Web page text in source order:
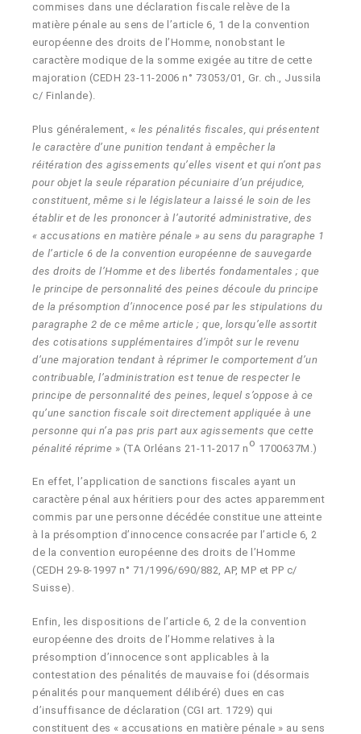
commises dans une déclaration fiscale relève de la
matière pénale au sens de l’article 6, 1 de la convention
européenne des droits de l’Homme, nonobstant le
caractère modique de la somme exigée au titre de cette
majoration (CEDH 23-11-2006 n° 73053/01, Gr. ch., Jussila
c/ Finlande).
Plus généralement, « les pénalités fiscales, qui présentent
le caractère d’une punition tendant à empêcher la
réitération des agissements qu’elles visent et qui n’ont pas
pour objet la seule réparation pécuniaire d’un préjudice,
constituent, même si le législateur a laissé le soin de les
établir et de les prononcer à l’autorité administrative, des
« accusations en matière pénale » au sens du paragraphe 1
de l’article 6 de la convention européenne de sauvegarde
des droits de l’Homme et des libertés fondamentales ; que
le principe de personnalité des peines découle du principe
de la présomption d’innocence posé par les stipulations du
paragraphe 2 de ce même article ; que, lorsqu’elle assortit
des cotisations supplémentaires d’impôt sur le revenu
d’une majoration tendant à réprimer le comportement d’un
contribuable, l’administration est tenue de respecter le
principe de personnalité des peines, lequel s’oppose à ce
qu’une sanction fiscale soit directement appliquée à une
personne qui n’a pas pris part aux agissements que cette
pénalité réprime » (TA Orléans 21-11-2017 n o 1700637M.)
En effet, l’application de sanctions fiscales ayant un
caractère pénal aux héritiers pour des actes apparemment
commis par une personne décédée constitue une atteinte
à la présomption d’innocence consacrée par l’article 6, 2
de la convention européenne des droits de l’Homme
(CEDH 29-8-1997 n° 71/1996/690/882, AP, MP et PP c/
Suisse).
Enfin, les dispositions de l’article 6, 2 de la convention
européenne des droits de l’Homme relatives à la
présomption d’innocence sont applicables à la
contestation des pénalités de mauvaise foi (désormais
pénalités pour manquement délibéré) dues en cas
d’insuffisance de déclaration (CGI art. 1729) qui
constituent des « accusations en matière pénale » au sens